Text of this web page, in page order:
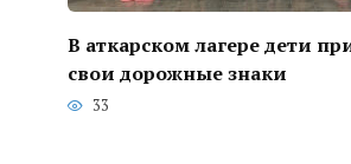
В аткарском лагере дети
свои дорожные знаки
33